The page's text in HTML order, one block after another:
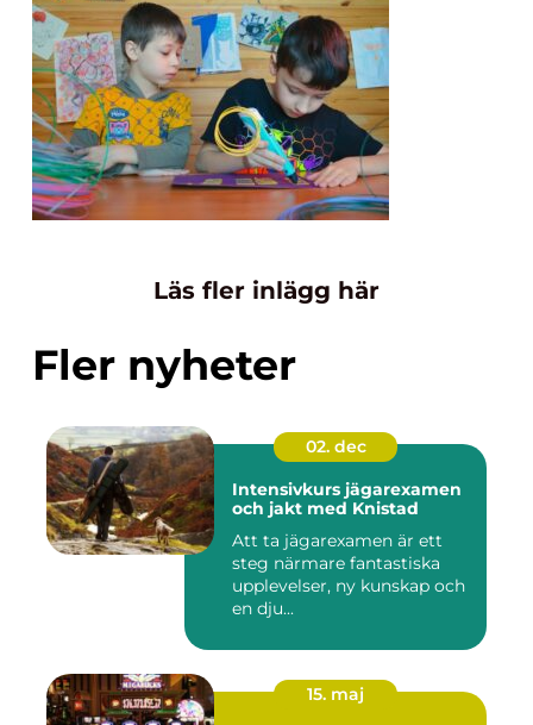
Läs fler inlägg här
Fler nyheter
02. dec
Intensivkurs jägarexamen
och jakt med Knistad
Att ta jägarexamen är ett
steg närmare fantastiska
upplevelser, ny kunskap och
en dju...
15. maj